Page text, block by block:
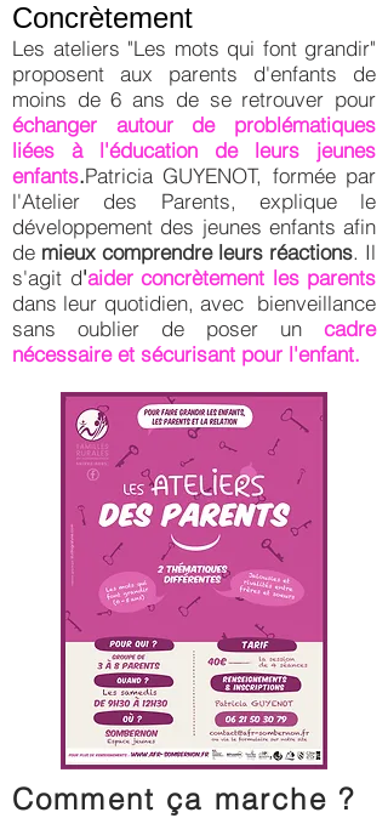
Concrètement
Les ateliers "Les mots qui font grandir"
proposent aux parents d'enfants de
moins de 6 ans de se retrouver pour
échanger autour de problématiques
liées à l'éducation de leurs jeunes
enfants.Patricia GUYENOT, formée par
l'Atelier des Parents, explique le
développement des jeunes enfants afin
de mieux comprendre leurs réactions. Il
s'agit d'aider concrètement les parents
dans leur quotidien, avec bienveillance
sans oublier de poser un cadre
nécessaire et sécurisant pour l'enfant.
Comment ça marche ?